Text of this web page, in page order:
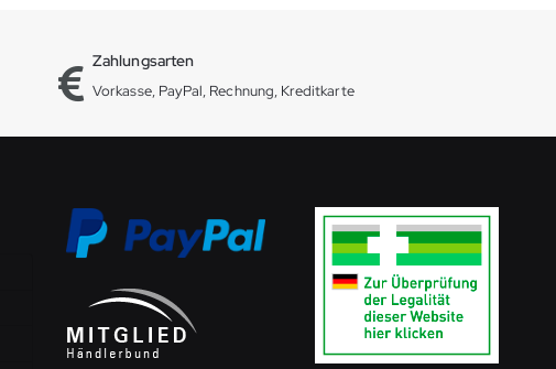
Zahlungsarten
Vorkasse, PayPal, Rechnung, Kreditkarte